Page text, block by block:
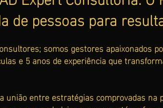
de pessoas para
somos gestores apaixonados
e 5 anos de experiência que
união entre estratégias comprovadas